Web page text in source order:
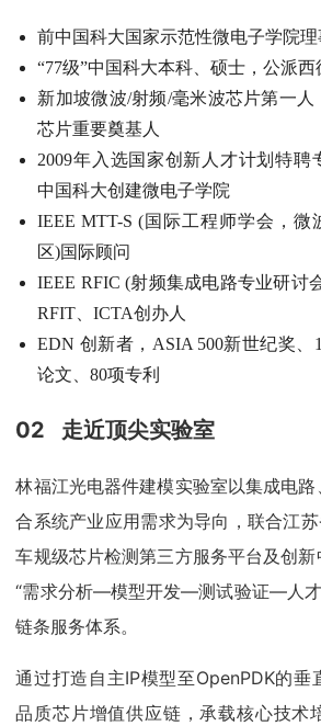
前中国科大国家示范性微电子学院
“77级”中国科大本科、硕士，公派西
新加坡微波/射频/毫米波芯片第一
芯片重要奠基人
2009年入选国家创新人才计划特聘
中国科大创建微电子学院
IEEE MTT-S (国际工程师学会，微
区)国际顾问
IEEE RFIC (射频集成电路专业研讨
RFIT、ICTA创办人
EDN 创新者，ASIA 500新世纪奖、
论文、80项专利
02 走近顶尖实验室
林福江光电器件建模实验室以集成电
合系统产业应用需求为导向，联合江
车规级芯片检测第三方服务平台及创
“需求分析—模型开发—测试验证—人
链条服务体系。
通过打造自主IP模型至OpenPDK的垂
品质芯片增值供应链，承载核心技术